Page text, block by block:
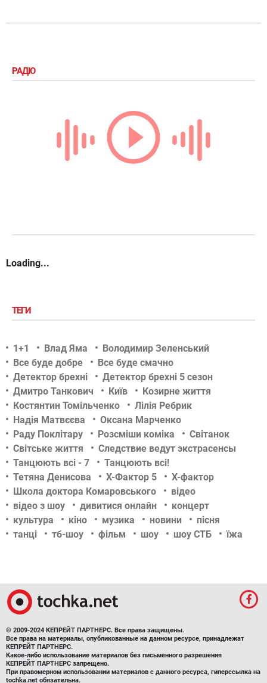
РАДІО
Loading...
ТЕГИ
1+1 Влад Яма
Володимир Зеленський
Все буде добре
Все буде смачно
Детектор брехні
Детектор брехні 5 сезон
Дмитро Танкович
Київ
Козирне життя
Костянтин Томільченко
Лілія Ребрик
Надія Матвєєва
Оксана Марченко
Раду Поклітару
Розсміши коміка
Світанок
Світське життя
Следствие ведут экстрасенсы
Танцюють всі - 7
Танцюють всі!
Тетяна Денисова
Х-Фактор 5
Х-фактор
Школа доктора Комаровського
відео
відео з шоу
дивитися онлайн
концерт
культура
кіно музика новини
пісня
танці
тб-шоу фільм шоу шоу СТБ їжа
© 2009-2024 КЕПРЕЙТ ПАРТНЕРС. Все права защищены.
Все права на материалы, опубликованные на данном ресурсе, принадлежат
КЕПРЕЙТ ПАРТНЕРС.
Какое-либо использование материалов без письменного разрешения
КЕПРЕЙТ ПАРТНЕРС запрещено.
При правомерном использовании материалов с данного ресурса, гиперссылка на
tochka.net обязательна.